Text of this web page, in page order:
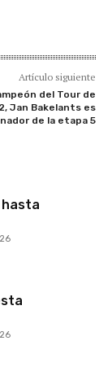
Artículo siguiente
del Tour de
Jan Bakelants es
de la etapa 5
hasta